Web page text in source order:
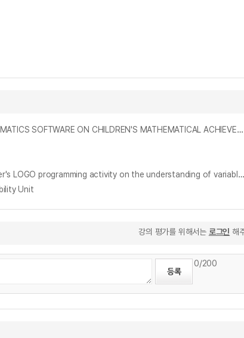
유아 수학교육용 소프트웨어를 활용한 컴퓨터 활동이 유아의 수학성취 및 수학 태도에 미치는 효과 = THE EFFECT OF COMPUTER ACTIVITY WITH MATHEMATICS SOFTWARE ON CHILDREN'S MATHEMATICAL ACHIEVEMENT AND ATTITUDES
고등학교 1학년 수학학습부진아의 LOGO프로그래밍 활동이 변수 개념 이해에 미치는 효과 = Effect of high school freshman mathematics underachiever's LOGO programming activity on the understanding of variable concept
Unit
강의 평가를 위해서는 로그인 해
0/200